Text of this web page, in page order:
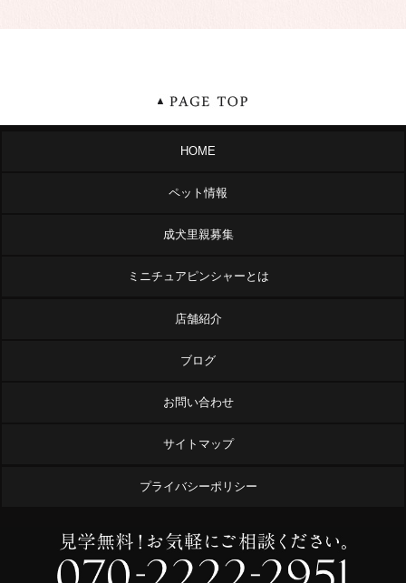
HOME
ペット情報
成犬里親募集
ミニチュアピンシャーとは
店舗紹介
ブログ
お問い合わせ
サイトマップ
プライバシーポリシー